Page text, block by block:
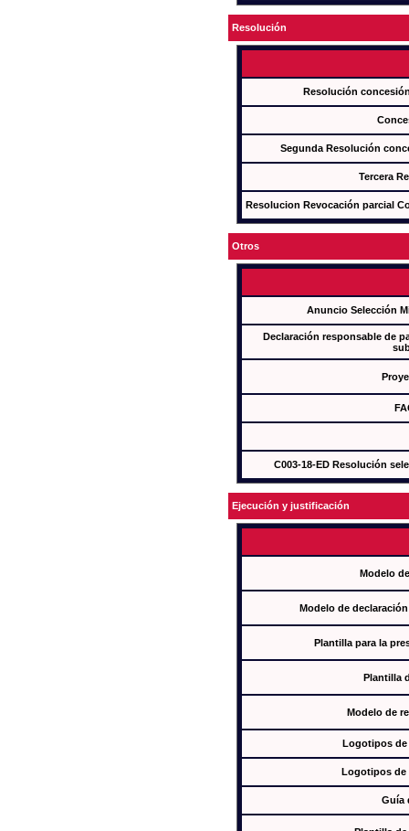
Resolución
Resolución
Segunda Resolución
Tercera
Resolucion Revocación parcial
Otros
Anuncio Selección
Declaración responsable de
C003-18-ED Resolución
Ejecución y justificación
Modelo
Modelo de
Plantilla para la
Plantilla
Modelo de
Logotipos de
Logotipos de
Guía